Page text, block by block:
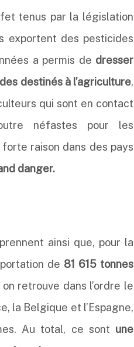
tenus par la législation
exportent des pesticides
a permis de dresser
destinés à l’agriculture,
qui sont en contact
néfastes pour les
forte raison dans des pays
danger.
ainsi que, pour la
de 81 615 tonnes
retrouve dans l’ordre le
la Belgique et l’Espagne,
Au total, ce sont une